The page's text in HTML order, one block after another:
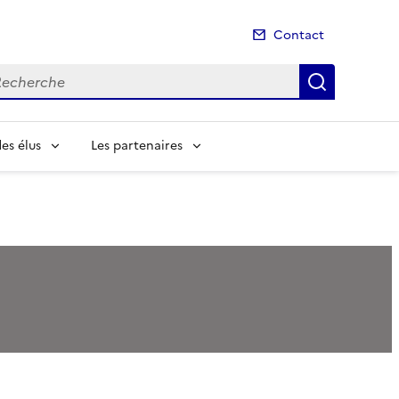
Contact
élus Les partenaires